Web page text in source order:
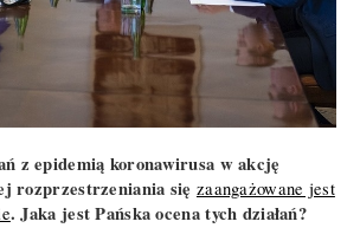
z epidemią koronawirusa w akcję
rozprzestrzeniania się zaangażowane jest
. Jaka jest Pańska ocena tych działań?